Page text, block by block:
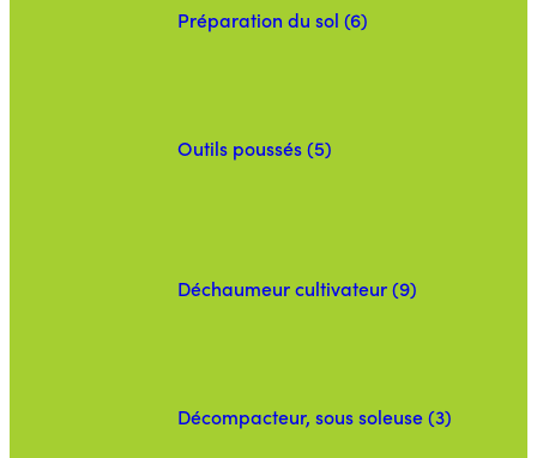
Préparation du sol (6)
Outils poussés (5)
Déchaumeur cultivateur (9)
Décompacteur, sous soleuse (3)